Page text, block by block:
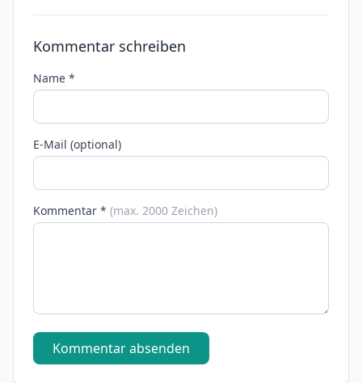
Kommentar schreiben
Name *
E-Mail (optional)
Kommentar * (max. 2000 Zeichen)
Kommentar absenden